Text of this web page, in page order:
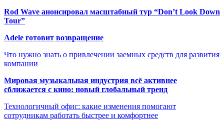
Rod Wave анонсировал масштабный тур “Don’t Look Down
Tour”
Adele готовит возвращение
Что нужно знать о привлечении заемных средств для развития
компании
Мировая музыкальная индустрия всё активнее
сближается с кино: новый глобальный тренд
Технологичный офис: какие изменения помогают
сотрудникам работать быстрее и комфортнее